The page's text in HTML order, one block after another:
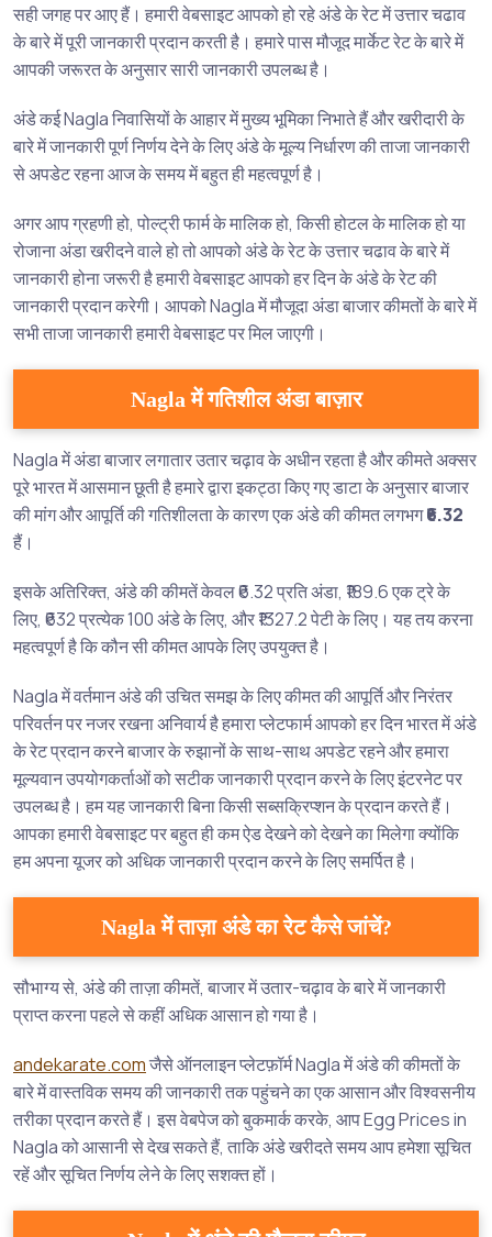
सही जगह पर आए हैं। हमारी वेबसाइट आपको हो रहे अंडे के रेट में उत्तार चढाव
के बारे में पूरी जानकारी प्रदान करती है। हमारे पास मौजूद मार्केट रेट के बारे में
आपकी जरूरत के अनुसार सारी जानकारी उपलब्ध है।
अंडे कई Nagla निवासियों के आहार में मुख्य भूमिका निभाते हैं और खरीदारी के
बारे में जानकारी पूर्ण निर्णय देने के लिए अंडे के मूल्य निर्धारण की ताजा जानकारी
से अपडेट रहना आज के समय में बहुत ही महत्वपूर्ण है।
अगर आप ग्रहणी हो, पोल्ट्री फार्म के मालिक हो, किसी होटल के मालिक हो या
रोजाना अंडा खरीदने वाले हो तो आपको अंडे के रेट के उत्तार चढाव के बारे में
जानकारी होना जरूरी है हमारी वेबसाइट आपको हर दिन के अंडे के रेट की
जानकारी प्रदान करेगी। आपको Nagla में मौजूदा अंडा बाजार कीमतों के बारे में
सभी ताजा जानकारी हमारी वेबसाइट पर मिल जाएगी।
Nagla में गतिशील अंडा बाज़ार
Nagla में अंडा बाजार लगातार उतार चढ़ाव के अधीन रहता है और कीमते अक्सर
पूरे भारत में आसमान छूती है हमारे द्वारा इकट्ठा किए गए डाटा के अनुसार बाजार
की मांग और आपूर्ति की गतिशीलता के कारण एक अंडे की कीमत लगभग₹6.32
हैं।
इसके अतिरिक्त, अंडे की कीमतें केवल ₹6.32 प्रति अंडा, ₹189.6 एक ट्रे के
लिए, ₹632 प्रत्येक 100 अंडे के लिए, और ₹1327.2 पेटी के लिए। यह तय करना
महत्वपूर्ण है कि कौन सी कीमत आपके लिए उपयुक्त है।
Nagla में वर्तमान अंडे की उचित समझ के लिए कीमत की आपूर्ति और निरंतर
परिवर्तन पर नजर रखना अनिवार्य है हमारा प्लेटफार्म आपको हर दिन भारत में अंडे
के रेट प्रदान करने बाजार के रुझानों के साथ-साथ अपडेट रहने और हमारा
मूल्यवान उपयोगकर्ताओं को सटीक जानकारी प्रदान करने के लिए इंटरनेट पर
उपलब्ध है। हम यह जानकारी बिना किसी सब्सक्रिप्शन के प्रदान करते हैं।
आपका हमारी वेबसाइट पर बहुत ही कम ऐड देखने को देखने का मिलेगा क्योंकि
हम अपना यूजर को अधिक जानकारी प्रदान करने के लिए समर्पित है।
Nagla में ताज़ा अंडे का रेट कैसे जांचें?
सौभाग्य से, अंडे की ताज़ा कीमतें, बाजार में उतार-चढ़ाव के बारे में जानकारी
प्राप्त करना पहले से कहीं अधिक आसान हो गया है।
andekarate.comजैसे ऑनलाइन प्लेटफ़ॉर्म Nagla में अंडे की कीमतों के
बारे में वास्तविक समय की जानकारी तक पहुंचने का एक आसान और विश्वसनीय
तरीका प्रदान करते हैं। इस वेबपेज को बुकमार्क करके, आप Egg Prices in
Nagla को आसानी से देख सकते हैं, ताकि अंडे खरीदते समय आप हमेशा सूचित
रहें और सूचित निर्णय लेने के लिए सशक्त हों।